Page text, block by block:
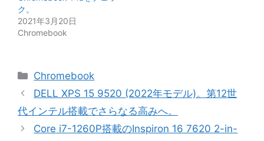
ク。
2021年3月20日
Chromebook
カ
テ
リ
ー
Chromebook
DELL XPS 15 9520 (2022年モデル)。第12世
代インテル搭載でさらなる高みへ。
Core i7-1260P搭載のInspiron 16 7620 2-in-